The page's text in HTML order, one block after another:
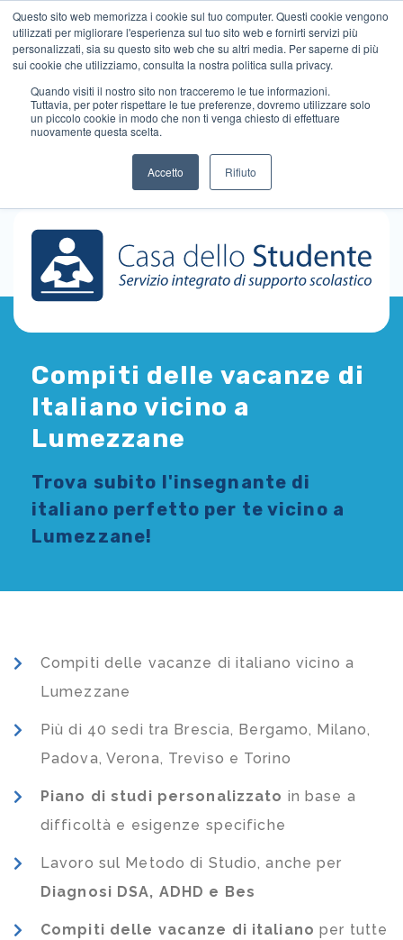
Questo sito web memorizza i cookie sul tuo computer. Questi cookie vengono
utilizzati per migliorare l'esperienza sul tuo sito web e fornirti servizi più
personalizzati, sia su questo sito web che su altri media. Per saperne di più
sui cookie che utilizziamo, consulta la nostra politica sulla privacy.
Quando visiti il ​​nostro sito non tracceremo le tue informazioni.
Tuttavia, per poter rispettare le tue preferenze, dovremo utilizzare solo
un piccolo cookie in modo che non ti venga chiesto di effettuare
nuovamente questa scelta.
Accetto Rifiuto
Compiti delle vacanze di
Italiano vicino a
Lumezzane
Trova subito l'insegnante di
italiano perfetto per te vicino a
Lumezzane!
Compiti delle vacanze di italiano vicino a
Lumezzane
Più di 40 sedi tra Brescia, Bergamo, Milano,
Padova, Verona, Treviso e Torino
Piano di studi personalizzato in base a
difficoltà e esigenze specifiche
Lavoro sul Metodo di Studio, anche per
Diagnosi DSA, ADHD e Bes
Compiti delle vacanze di italiano per tutte